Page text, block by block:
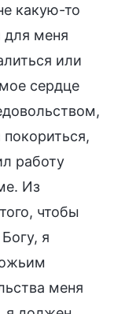
какую-то
для меня
или
сердце
покориться,
работу
Из
чтобы
я
меня